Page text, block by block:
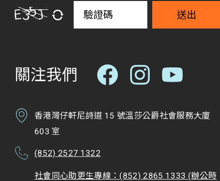
送出
關注我們
香港灣仔軒尼詩道 15 號溫莎公爵社會服務大廈
603 室
(852) 2527 1322
社會同心助更生專線：(852) 2865 1333 (辦公時